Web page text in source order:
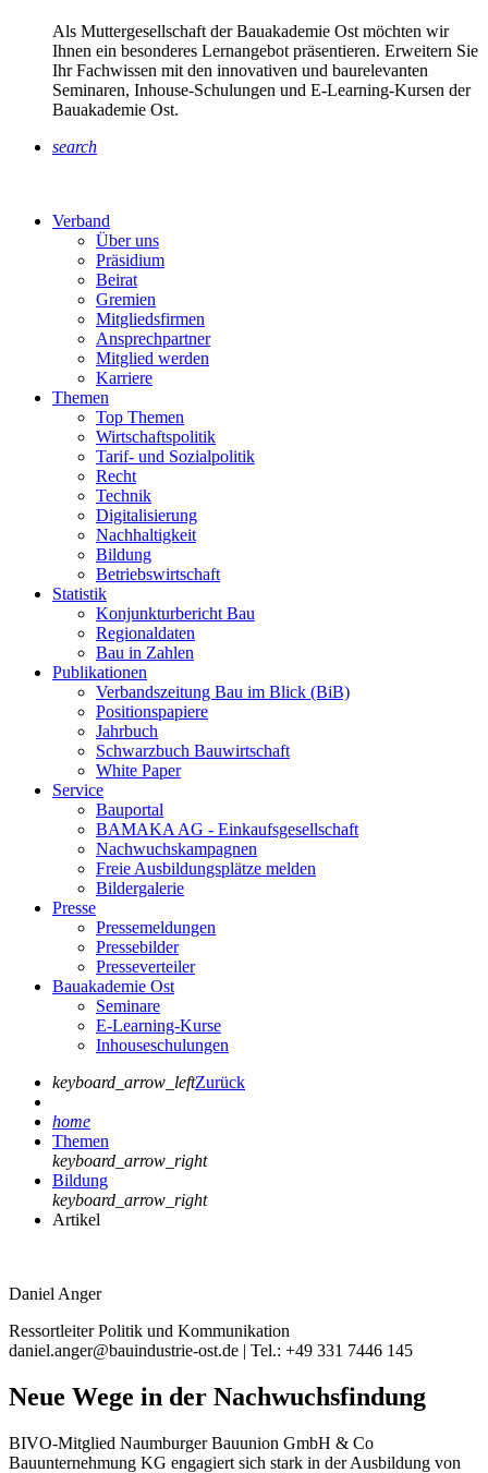
Als Muttergesellschaft der Bauakademie Ost möchten wir
Ihnen ein besonderes Lernangebot präsentieren. Erweitern Sie
Ihr Fachwissen mit den innovativen und baurelevanten
Seminaren, Inhouse-Schulungen und E-Learning-Kursen der
Bauakademie Ost.
search
Verband
Über uns
Präsidium
Beirat
Gremien
Mitgliedsfirmen
Ansprechpartner
Mitglied werden
Karriere
Themen
Top Themen
Wirtschaftspolitik
Tarif- und Sozialpolitik
Recht
Technik
Digitalisierung
Nachhaltigkeit
Bildung
Betriebswirtschaft
Statistik
Konjunkturbericht Bau
Regionaldaten
Bau in Zahlen
Publikationen
Verbandszeitung Bau im Blick (BiB)
Positionspapiere
Jahrbuch
Schwarzbuch Bauwirtschaft
White Paper
Service
Bauportal
BAMAKA AG - Einkaufsgesellschaft
Nachwuchskampagnen
Freie Ausbildungsplätze melden
Bildergalerie
Presse
Pressemeldungen
Pressebilder
Presseverteiler
Bauakademie Ost
Seminare
E-Learning-Kurse
Inhouseschulungen
keyboard_arrow_leftZurück
home
Themen
keyboard_arrow_right
Bildung
keyboard_arrow_right
Artikel
Daniel Anger
Ressortleiter Politik und Kommunikation
daniel.anger@bauindustrie-ost.de | Tel.: +49 331 7446 145
Neue Wege in der Nachwuchsfindung
BIVO-Mitglied Naumburger Bauunion GmbH & Co
Bauunternehmung KG engagiert sich stark in der Ausbildung von